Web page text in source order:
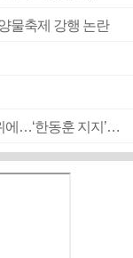
물축제 강행 논란
국힘 부산시당, ‘정이한 조력’ 시의원 윤리위에…‘한동훈 지지’도 신고접수